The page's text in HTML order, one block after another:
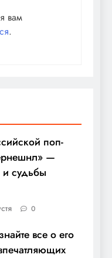
вам
.
поп-
—
и судьбы
0
все о его